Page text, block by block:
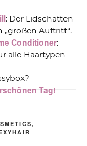
: Der Lidschatten
Auftritt“.
Conditioner:
alle Haartypen
Tag!
,